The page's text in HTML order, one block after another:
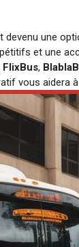
devenu une
et une
FlixBus,
vous aidera